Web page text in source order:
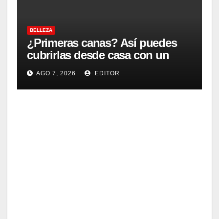
BELLEZA
¿Primeras canas? Así puedes
cubrirlas desde casa con un
acabado natural
AGO 7, 2026 EDITOR
Cóm